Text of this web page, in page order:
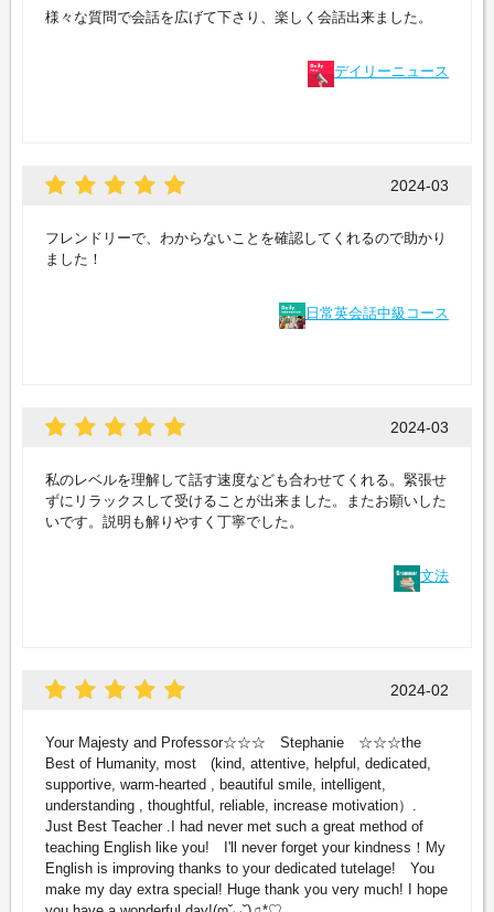
様々な質問で会話を広げて下さり、楽しく会話出来ました。
デイリーニュース
2024-03
フレンドリーで、わからないことを確認してくれるので助かり
ました！
日常英会話中級コース
2024-03
私のレベルを理解して話す速度なども合わせてくれる。緊張せ
ずにリラックスして受けることが出来ました。またお願いした
いです。説明も解りやすく丁寧でした。
文法
2024-02
Your Majesty and Professor☆☆☆ Stephanie ☆☆☆the
Best of Humanity, most (kind, attentive, helpful, dedicated,
supportive, warm-hearted , beautiful smile, intelligent,
understanding , thoughtful, reliable, increase motivation）.
Just Best Teacher .I had never met such a great method of
teaching English like you! I'll never forget your kindness！My
English is improving thanks to your dedicated tutelage! You
make my day extra special! Huge thank you very much! I hope